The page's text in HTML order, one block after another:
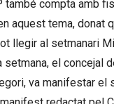
també compta amb
aquest tema, donat
llegir al setmanari
setmana, el concejal
va manifestar el